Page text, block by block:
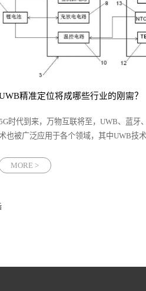
精准定位将成哪些行业的刚需？
时代到来，万物互联将至，UWB、蓝牙
也被广泛应用于各个领域，其中UWB技
精度室内定位领域中最重要的组成部分
MORE >